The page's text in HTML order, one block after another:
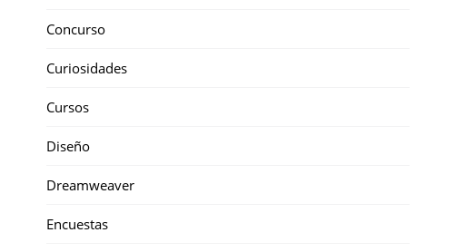
Concurso
Curiosidades
Cursos
Diseño
Dreamweaver
Encuestas